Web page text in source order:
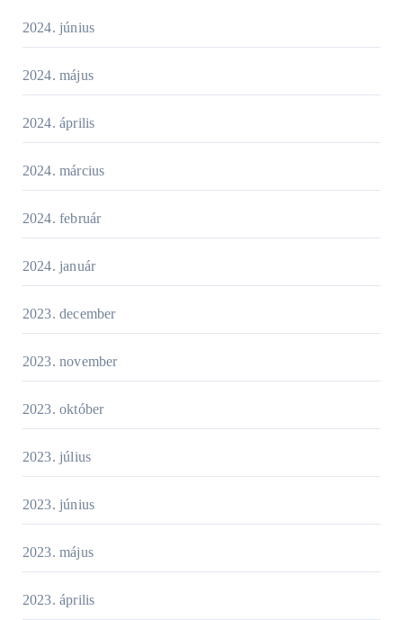
2024. június
2024. május
2024. április
2024. március
2024. február
2024. január
2023. december
2023. november
2023. október
2023. július
2023. június
2023. május
2023. április